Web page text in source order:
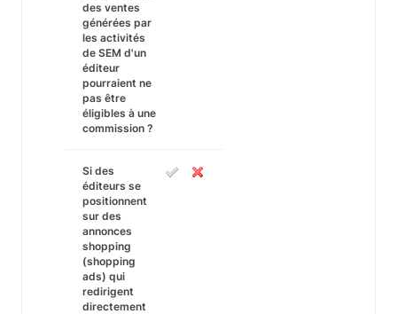
des ventes
générées par
les activités
de SEM d'un
éditeur
pourraient ne
pas être
éligibles à une
commission ?
Si des
éditeurs se
positionnent
sur des
annonces
shopping
(shopping
ads) qui
redirigent
directement